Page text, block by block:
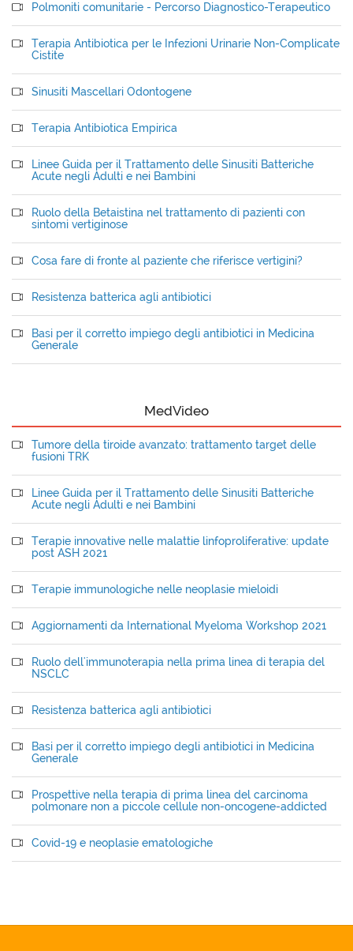
Polmoniti comunitarie - Percorso Diagnostico-Terapeutico
Terapia Antibiotica per le Infezioni Urinarie Non-Complicate
Cistite
Sinusiti Mascellari Odontogene
Terapia Antibiotica Empirica
Linee Guida per il Trattamento delle Sinusiti Batteriche
Acute negli Adulti e nei Bambini
Ruolo della Betaistina nel trattamento di pazienti con
sintomi vertiginose
Cosa fare di fronte al paziente che riferisce vertigini?
Resistenza batterica agli antibiotici
Basi per il corretto impiego degli antibiotici in Medicina
Generale
MedVideo
Tumore della tiroide avanzato: trattamento target delle
fusioni TRK
Linee Guida per il Trattamento delle Sinusiti Batteriche
Acute negli Adulti e nei Bambini
Terapie innovative nelle malattie linfoproliferative: update
post ASH 2021
Terapie immunologiche nelle neoplasie mieloidi
Aggiornamenti da International Myeloma Workshop 2021
Ruolo dell'immunoterapia nella prima linea di terapia del
NSCLC
Resistenza batterica agli antibiotici
Basi per il corretto impiego degli antibiotici in Medicina
Generale
Prospettive nella terapia di prima linea del carcinoma
polmonare non a piccole cellule non-oncogene-addicted
Covid-19 e neoplasie ematologiche